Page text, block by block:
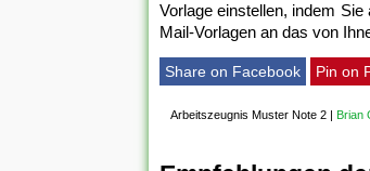
Vorlage einstellen, indem
Mail-Vorlagen an das von
Share on Facebook Pin on
Arbeitszeugnis Muster Note 2 | Brian